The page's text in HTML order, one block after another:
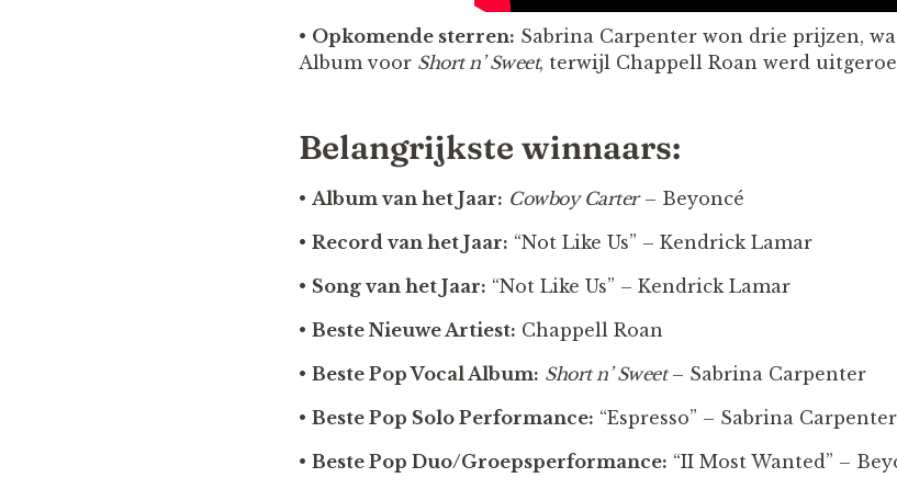
• Opkomende sterren: Sabrina Carpenter won drie prijzen,
Album voor Short n’ Sweet, terwijl Chappell Roan werd
Belangrijkste winnaars:
• Album van het Jaar: Cowboy Carter– Beyoncé
• Record van het Jaar: “Not Like Us” – Kendrick Lamar
• Song van het Jaar: “Not Like Us” – Kendrick Lamar
• Beste Nieuwe Artiest: Chappell Roan
• Beste Pop Vocal Album: Short n’ Sweet– Sabrina Carpenter
• Beste Pop Solo Performance: “Espresso” – Sabrina Carpenter
• Beste Pop Duo/Groepsperformance: “II Most Wanted” –